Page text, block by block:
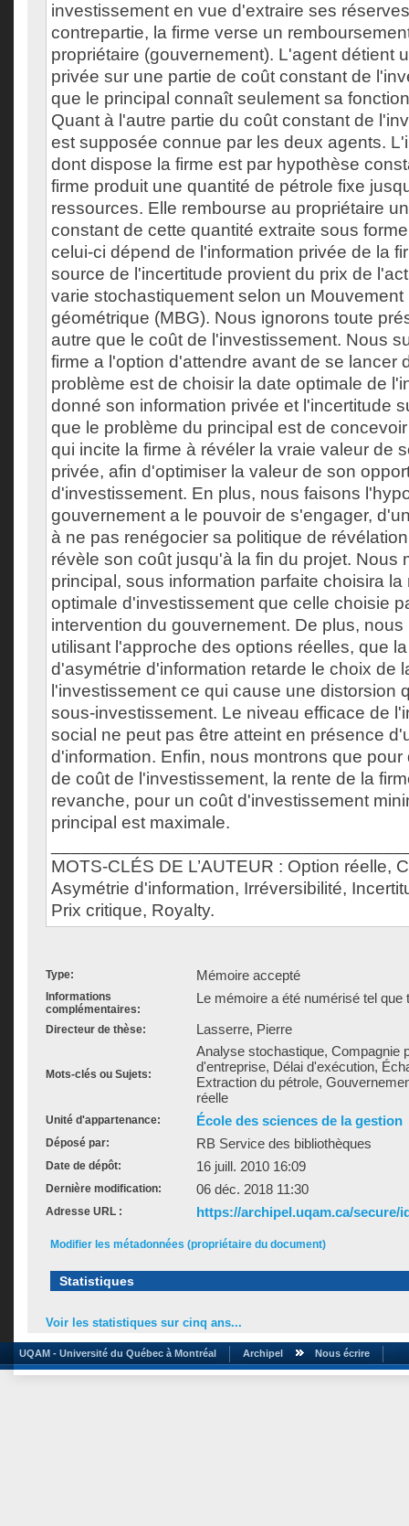
investissement en vue d'extraire ses
contrepartie, la firme verse un
propriétaire (gouvernement). L'agent détient
privée sur une partie de coût constant de
que le principal connaît seulement sa
Quant à l'autre partie du coût constant de
est supposée connue par les deux agents.
dont dispose la firme est par hypothèse
firme produit une quantité de pétrole fixe
ressources. Elle rembourse au propriétaire
constant de cette quantité extraite sous
celui-ci dépend de l'information privée de la
source de l'incertitude provient du prix de
varie stochastiquement selon un Mouvement
géométrique (MBG). Nous ignorons toute
autre que le coût de l'investissement. Nous
firme a l'option d'attendre avant de se lancer
problème est de choisir la date optimale de
donné son information privée et l'incertitude
que le problème du principal est de
qui incite la firme à révéler la vraie valeur de
privée, afin d'optimiser la valeur de son
d'investissement. En plus, nous faisons
gouvernement a le pouvoir de s'engager,
à ne pas renégocier sa politique de
révèle son coût jusqu'à la fin du projet. Nous
principal, sous information parfaite choisira la
optimale d'investissement que celle choisie
intervention du gouvernement. De plus, nous
utilisant l'approche des options réelles, que
d'asymétrie d'information retarde le choix de
l'investissement ce qui cause une distorsion
sous-investissement. Le niveau efficace de
social ne peut pas être atteint en présence
d'information. Enfin, nous montrons que
de coût de l'investissement, la rente de la
revanche, pour un coût d'investissement
principal est maximale.
MOTS-CLÉS DE L’AUTEUR : Option réelle,
Asymétrie d'information, Irréversibilité,
Prix critique, Royalty.
Type: Mémoire accepté
Informations
complémentaires:
Le mémoire a été numérisé tel que
Directeur de thèse: Lasserre, Pierre
Mots-clés ou Sujets:
Analyse stochastique, Compagnie
d'entreprise, Délai d'exécution,
Extraction du pétrole,
réelle
Unité d'appartenance: École des sciences de la gestion
Déposé par: RB Service des bibliothèques
Date de dépôt: 16 juill. 2010 16:09
Dernière modification: 06 déc. 2018 11:30
Adresse URL : https://archipel.uqam.ca/secure/
Modifier les métadonnées (propriétaire du document)
Statistiques
Voir les statistiques sur cinq ans...
UQAM - Université du Québec à Montréal Archipel Nous écrire